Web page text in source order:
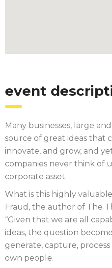
event
Many businesses, large
source of great ideas that
innovate, and grow, and
companies never think of
corporate asset.
What is this highly
Fraud, the author of The
“Given that we are all
ideas, the question
generate, capture,
own people.